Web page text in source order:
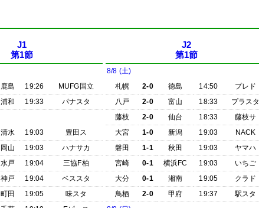
J1
第1節
鹿島 19:26
MUFG国立
浦和 19:33
パナスタ
清水 19:03
豊田ス
岡山 19:03
ハナサカ
水戸 19:04
三協F柏
神戸 19:04
ベススタ
町田 19:05
味スタ
J2
第1節
8/8 (土)
札幌
2-0 徳島 14:50
プレド
八戸
2-0 富山 18:33
プラスタ
藤枝
2-0 仙台 18:33
藤枝サ
大宮
1-0 新潟 19:03
NACK
磐田
1-1 秋田 19:03
ヤマハ
宮崎
0-1 横浜FC 19:03
いちご
大分
0-1 湘南 19:05
クラド
鳥栖
2-0 甲府 19:37
駅スタ